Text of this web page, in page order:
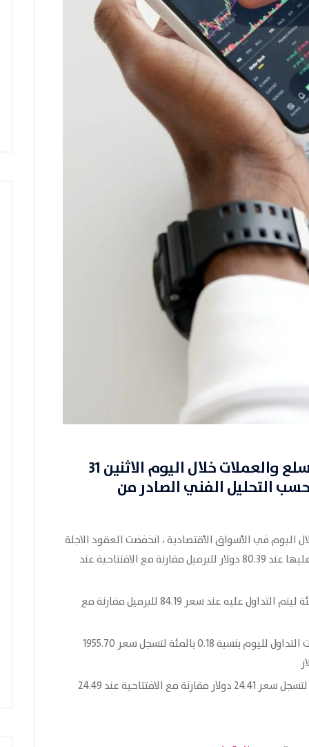
، تحركات سوق السلع والعملات خلال اليوم الاثنين 31
التحليل الفني الصادر من
اليوم في الأسواق الأقتصادية ، انخفضت العقود الاجلة
للخام الامريكي بنسبة 0.24 بالمئة ليتم التداول عليها عند 80.39 دولار للبرميل مقارنة مع الافتتاحية عند
كما انخفضت العقود الاجلة للخام برنت 0.26 بالمئة ليتم التداول عليه عند سعر 84.19 للبرميل مقارنة مع
انخفضت أسعار العقود الاجلة للذهب خلال جلسات التداول لليوم بنسبة 0.18 بالمئة لتسجل سعر 1955.70
انخفضت العقود الاجلة للفضة بنسبة 0.33 بالمئة لتسجل سعر 24.41 دولار مقارنة مع الافتتاحية عند 24.49